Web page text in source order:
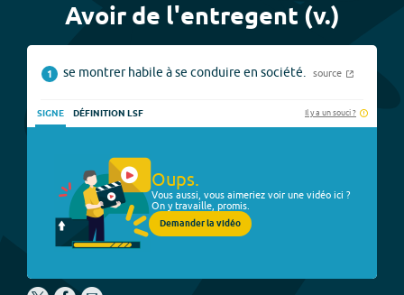
Avoir de l'entregent (v.)
1 se montrer habile à se conduire en société. source
SIGNE DÉFINITION LSF Il y a un souci ?
Oups.
Vous aussi, vous aimeriez voir une vidéo ici ?
On y travaille, promis.
Demander la vidéo